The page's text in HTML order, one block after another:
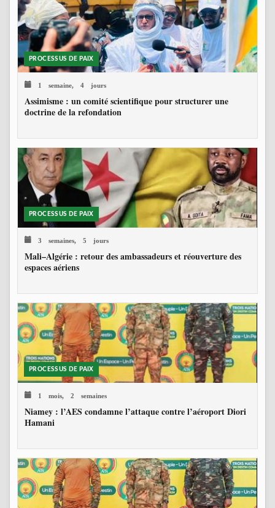
PROCESSUS DE PAIX
1 semaine, 4 jours
Assimisme : un comité scientifique pour structurer une
doctrine de la refondation
PROCESSUS DE PAIX
3 semaines, 5 jours
Mali–Algérie : retour des ambassadeurs et réouverture des
espaces aériens
PROCESSUS DE PAIX
1 mois, 2 semaines
Niamey : l’AES condamne l’attaque contre l’aéroport Diori
Hamani